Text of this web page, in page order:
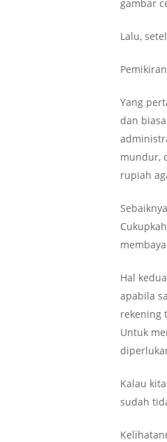
gambar
Lalu,
Yang
dan
mundur,
rupiah
Hal
apabila
rekening
Untuk
Kalau
sudah